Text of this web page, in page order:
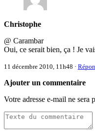
Christophe
@ Carambar
Oui, ce serait bien, ça ! Je
11 décembre 2010, 11h48 ·
Ajouter un commentaire
Votre adresse e-mail ne sera